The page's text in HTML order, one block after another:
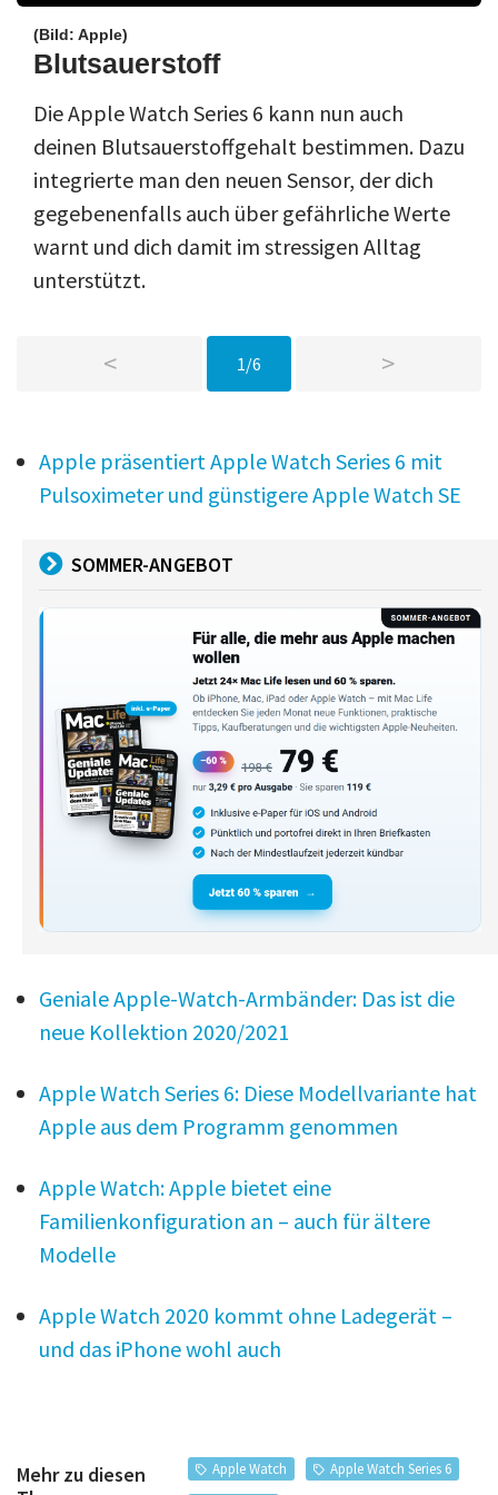
(Bild: Apple)
Blutsauerstoff
Die Apple Watch Series 6 kann nun auch
deinen Blutsauerstoffgehalt bestimmen. Dazu
integrierte man den neuen Sensor, der dich
gegebenenfalls auch über gefährliche Werte
warnt und dich damit im stressigen Alltag
unterstützt.
< 1/6 >
Apple präsentiert Apple Watch Series 6 mit
Pulsoximeter und günstigere Apple Watch SE
SOMMER-ANGEBOT
Geniale Apple-Watch-Armbänder: Das ist die
neue Kollektion 2020/2021
Apple Watch Series 6: Diese Modellvariante hat
Apple aus dem Programm genommen
Apple Watch: Apple bietet eine
Familienkonfiguration an – auch für ältere
Modelle
Apple Watch 2020 kommt ohne Ladegerät –
und das iPhone wohl auch
Mehr zu diesen
Apple Watch Apple Watch Series 6